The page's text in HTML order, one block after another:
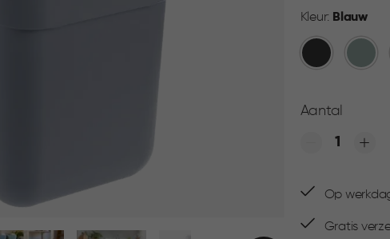
Kleur: Blauw
DonkergrijsGroen
Aantal
Quantity:
Op
Gratis